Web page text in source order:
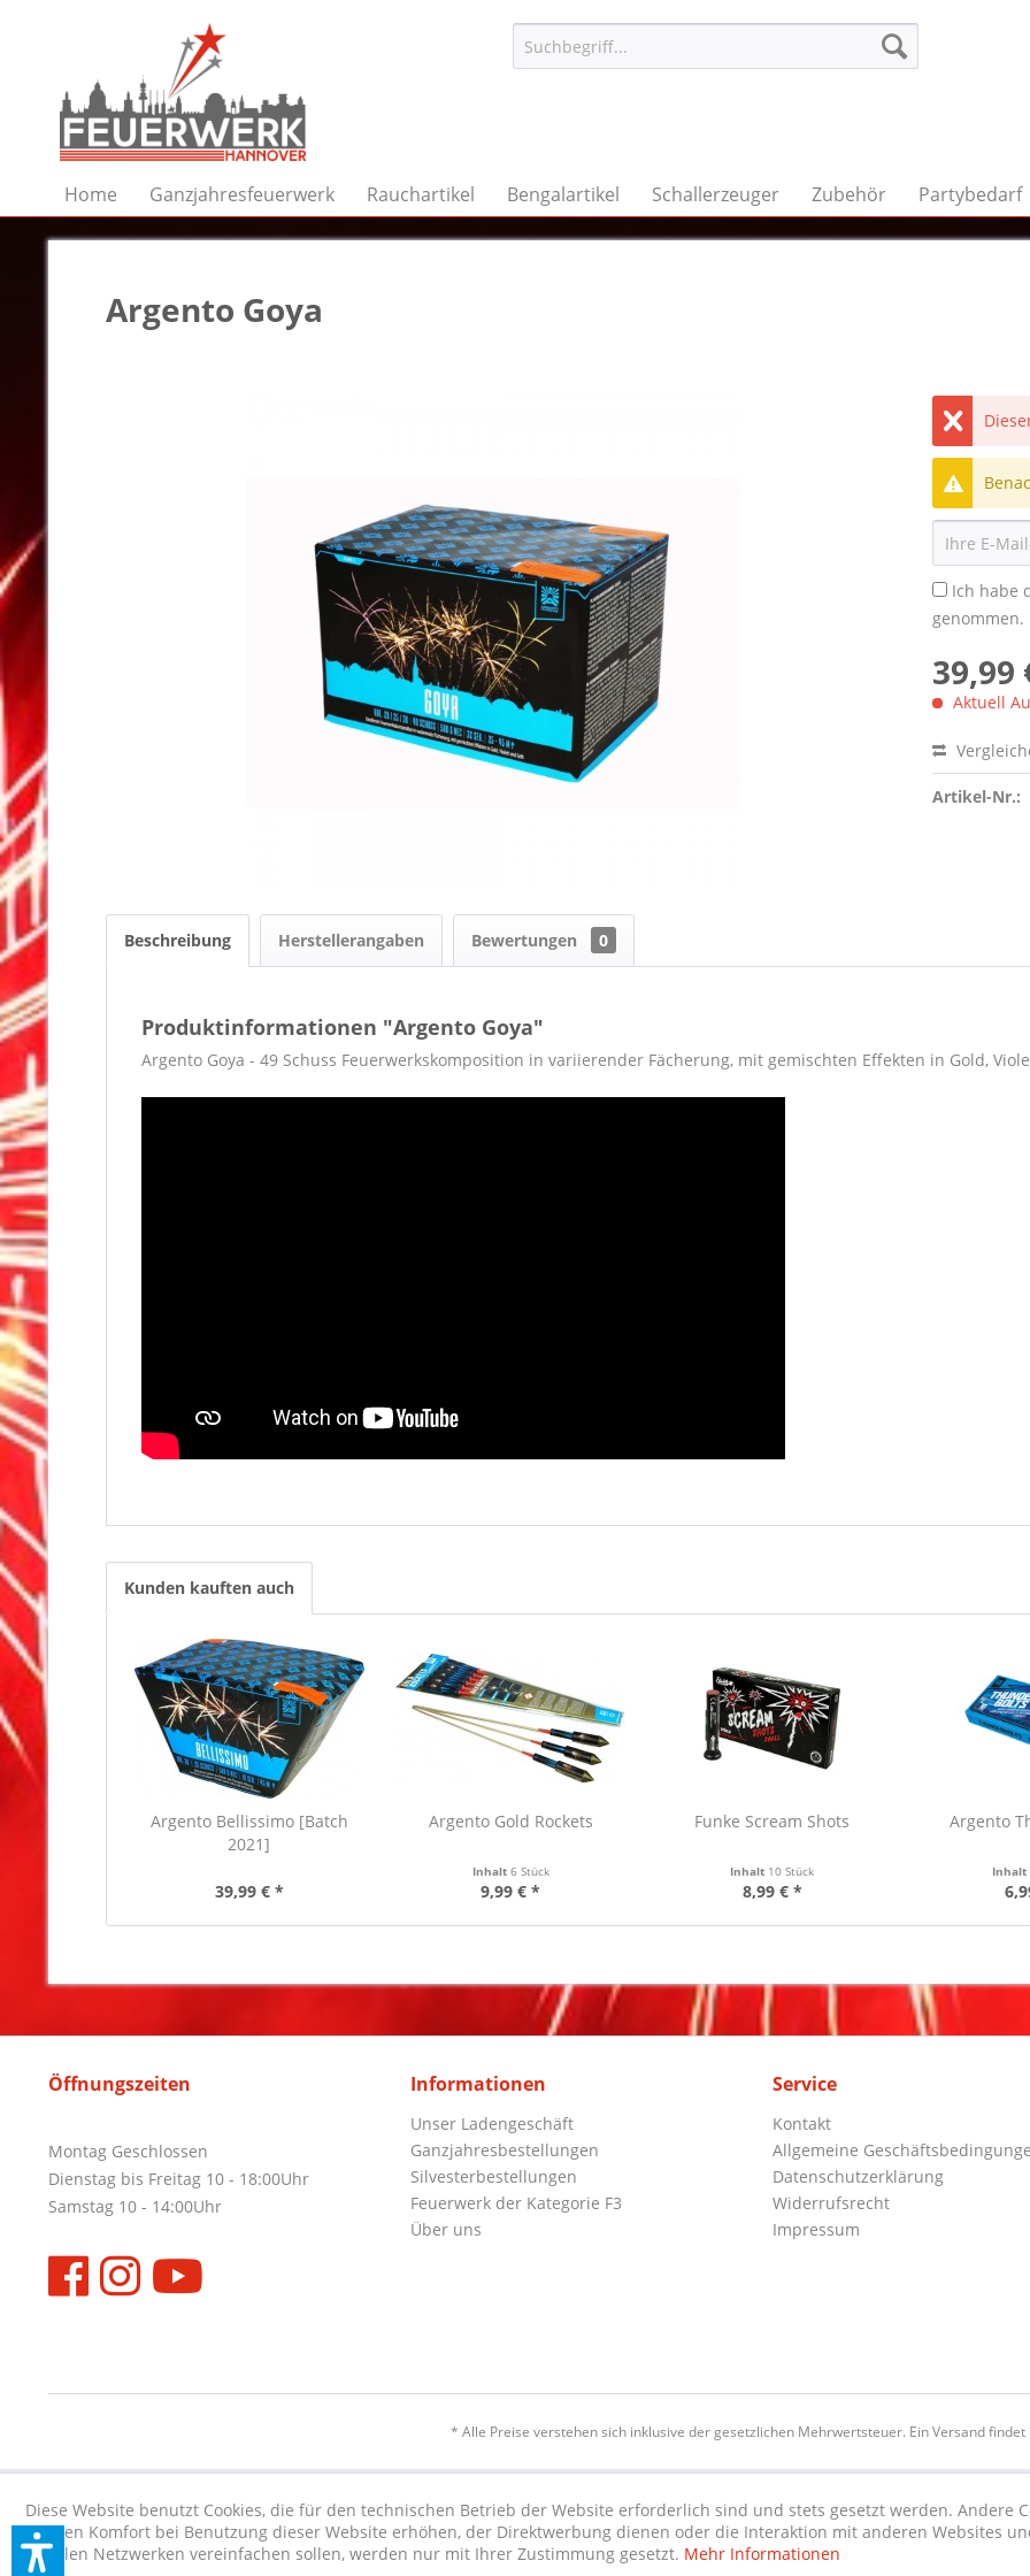
Home Ganzjahresfeuerwerk Rauchartikel Bengalartikel Schallerzeuger Zubehör Partybedarf
Argento Goya
Ich habe
genommen.
39,99
Aktuell
Artikel-Nr.:
Beschreibung Herstellerangaben Bewertungen 0
Produktinformationen "Argento Goya"
Argento Goya - 49 Schuss Feuerwerkskomposition in variierender Fächerung, mit gemischten Effekten in Gold,
Kunden kauften auch
Argento Bellissimo [Batch
2021]
39,99 € *
Argento Gold Rockets
Inhalt 6 Stück
9,99 € *
Funke Scream Shots
Inhalt 10 Stück
8,99 € *
Argento
Inhalt
Öffnungszeiten
Montag Geschlossen
Dienstag bis Freitag 10 - 18:00Uhr
Samstag 10 - 14:00Uhr
Informationen
Unser Ladengeschäft
Ganzjahresbestellungen
Silvesterbestellungen
Feuerwerk der Kategorie F3
Über uns
Service
Kontakt
Allgemeine
Datenschutzerklärung
Widerrufsrecht
Impressum
* Alle Preise verstehen sich inklusive der gesetzlichen Mehrwertsteuer. Ein Versand findet
Diese Website benutzt Cookies, die für den technischen Betrieb der Website erforderlich sind und stets gesetzt werden. Andere
die den Komfort bei Benutzung dieser Website erhöhen, der Direktwerbung dienen oder die Interaktion mit anderen Websites
sozialen Netzwerken vereinfachen sollen, werden nur mit Ihrer Zustimmung gesetzt. Mehr Informationen